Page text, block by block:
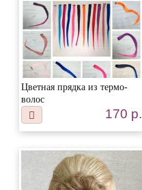
Цветная прядка из термо-
волос
170 р.